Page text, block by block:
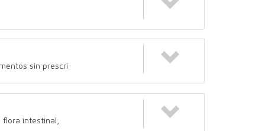
sin prescri
intestinal,